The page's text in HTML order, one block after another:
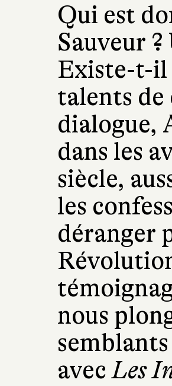
Qui est
Sauveur
Existe-t-il
talents de
dialogue,
dans les
siècle,
les
déranger
nous
avecLes